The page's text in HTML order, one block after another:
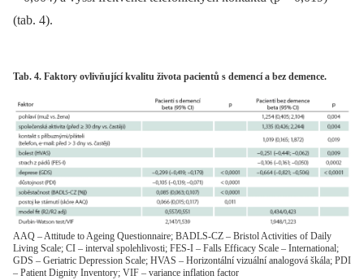
(tab. 4).
Tab. 4. Faktory ovlivňující kvalitu života pacientů s demencí a bez demence.
AAQ – Attitude to Ageing Questionnaire; BADLS-CZ – Bristol Activities of Daily
Living Scale; CI – interval spolehlivosti; FES-I – Falls Efficacy Scale – International;
GDS – Geriatric Depression Scale; HVAS – Horizontální vizuální analogová škála; PDI
– Patient Dignity Inventory; VIF – variance inflation factor